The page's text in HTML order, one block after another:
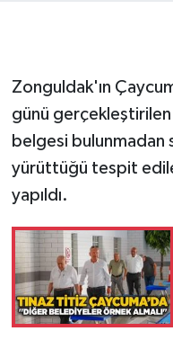
Zonguldak'ın
günü
belgesi
yürüttüğü tespit
yapıldı.
Gökçebey
GÜNDEM
İş ilanı
Kilimli
Kültür - Sanat
MAGAZİN